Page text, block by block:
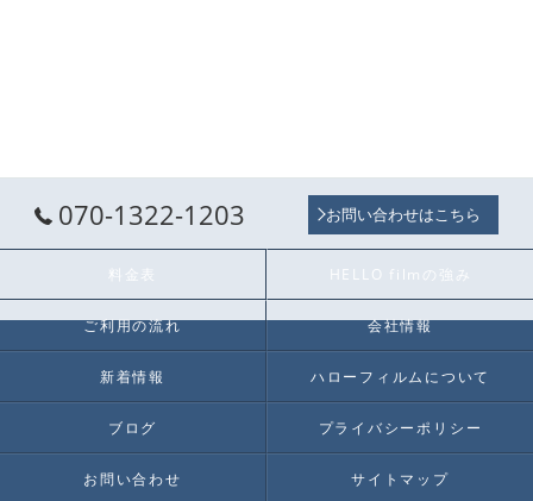
070-1322-1203 お問い合わせはこちら
料金表 HELLO filmの強み
ご利用の流れ 会社情報
新着情報 ハローフィルムについて
ブログ プライバシーポリシー
お問い合わせ サイトマップ